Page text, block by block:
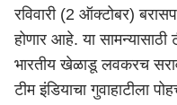
रविवारी (2 ऑक्टोबर)
होणार आहे. या सामन्यासाठी
भारतीय खेळाडू लवकरच
टीम इंडियाचा गुवाहाटीला